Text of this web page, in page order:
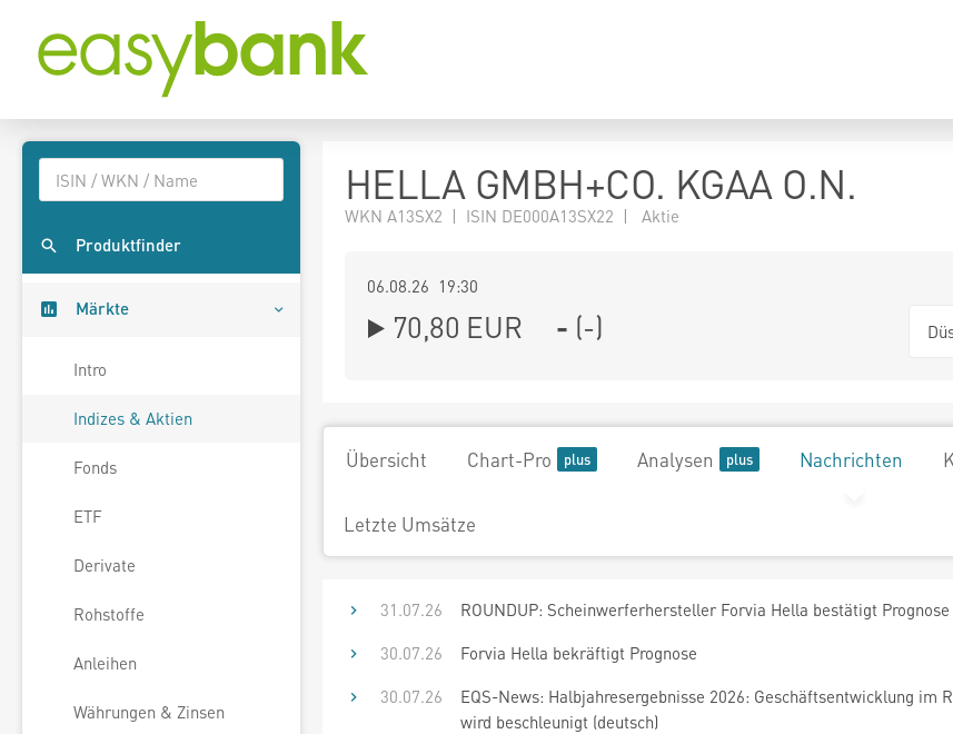
Produktfinder
Märkte
Intro
Indizes & Aktien
Fonds
ETF
Derivate
Rohstoffe
Anleihen
Währungen & Zinsen
HELLA GMBH+CO. KGAA O.N.
WKN A13SX2 | ISIN DE000A13SX22 | Aktie
06.08.26 19:30
70,80 EUR - (-)
Übersicht Chart-Pro Analysen Nachrichten
Letzte Umsätze
31.07.26
ROUNDUP: Scheinwerferhersteller Forvia Hella bestätigt Prognose
30.07.26
Forvia Hella bekräftigt Prognose
30.07.26
EQS-News: Halbjahresergebnisse 2026: Geschäftsentwicklung
wird beschleunigt (deutsch)